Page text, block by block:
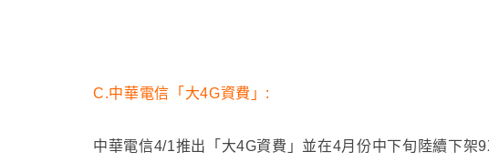
C.中華電信 「大4G資費」 :
中華電信4/1推出「大4G資費」 並在4月份中下旬陸續下架